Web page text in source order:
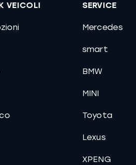
VEICOLI SERVICE
Mercedes
smart
BMW
MINI
Toyota
Lexus
XPENG